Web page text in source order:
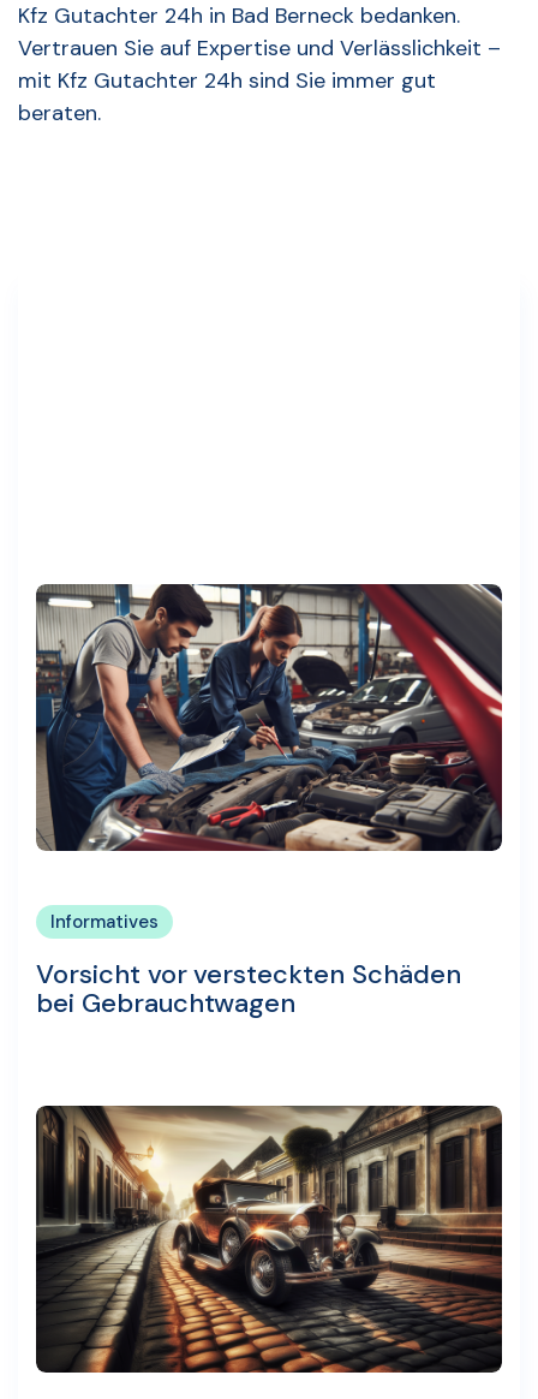
Kfz Gutachter 24h in Bad Berneck bedanken.
Vertrauen Sie auf Expertise und Verlässlichkeit –
mit Kfz Gutachter 24h sind Sie immer gut
beraten.
Informatives
Vorsicht vor versteckten Schäden
bei Gebrauchtwagen